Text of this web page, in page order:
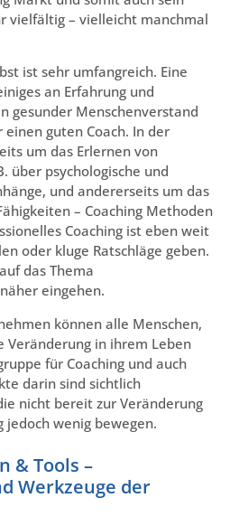
vielfältig – vielleicht manchmal
ist sehr umfangreich. Eine
an Erfahrung und
gesunder Menschenverstand
guten Coach. In der
um das Erlernen von
über psychologische und
und andererseits um das
– Coaching Methoden
Coaching ist eben weit
oder kluge Ratschläge geben.
das Thema
eingehen.
können alle Menschen,
Veränderung in ihrem Leben
für Coaching und auch
darin sind sichtlich
nicht bereit zur Veränderung
jedoch wenig bewegen.
& Tools –
Werkzeuge der